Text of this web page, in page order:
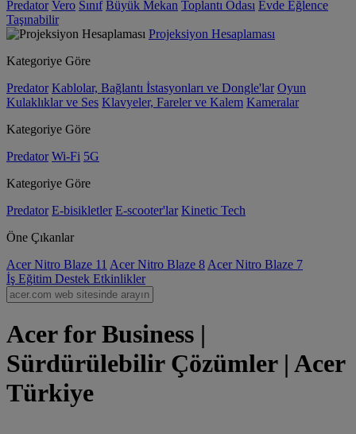
Predator Vero Sınıf Büyük Mekan Toplantı Odası Evde Eğlence
Taşınabilir
Projeksiyon Hesaplaması
Kategoriye Göre
Predator Kablolar, Bağlantı İstasyonları ve Dongle'lar Oyun
Kulaklıklar ve Ses Klavyeler, Fareler ve Kalem Kameralar
Kategoriye Göre
Predator Wi-Fi 5G
Kategoriye Göre
Predator E-bisikletler E-scooter'lar Kinetic Tech
Öne Çıkanlar
Acer Nitro Blaze 11 Acer Nitro Blaze 8 Acer Nitro Blaze 7
İş Eğitim Destek Etkinlikler
Acer for Business |
Sürdürülebilir Çözümler | Acer
Türkiye